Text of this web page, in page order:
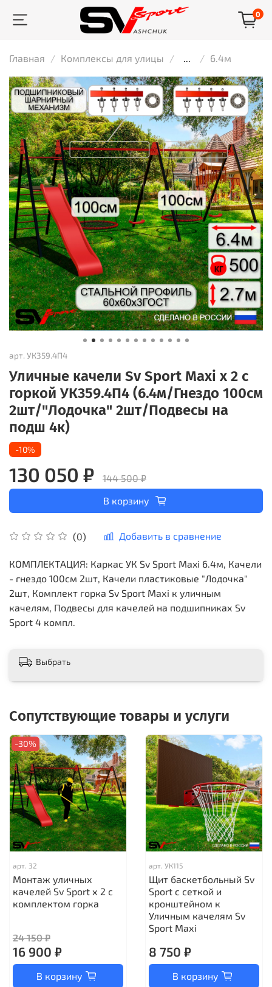
0
Главная Комплексы для улицы ... 6.4м
арт. УК359.4П4
Уличные качели Sv Sport Maxi х 2 с
горкой УК359.4П4 (6.4м/Гнездо 100см
2шт/"Лодочка" 2шт/Подвесы на
подш 4к)
(0) Добавить в сравнение
-10%
130 050 ₽
144 500 ₽
В корзину
КОМПЛЕКТАЦИЯ: Каркас УК Sv Sport Maxi 6.4м, Качели
- гнездо 100см 2шт, Качели пластиковые "Лодочка"
2шт, Комплект горка Sv Sport Махi к уличным
качелям, Подвесы для качелей на подшипниках Sv
Sport 4 компл.
Выбрать
Сопутствующие товары и услуги
-30%
арт. 32
Монтаж уличных
качелей Sv Sport х 2 с
комплектом горка
24 150 ₽
16 900 ₽
В корзину
арт. УК115
Щит баскетбольный Sv
Sport c сеткой и
кронштейном к
Уличным качелям Sv
Sport Maхi
8 750 ₽
В корзину